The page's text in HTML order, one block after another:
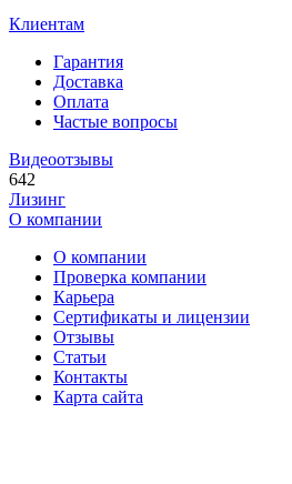
Клиентам
Гарантия
Доставка
Оплата
Частые вопросы
Видеоотзывы
642
Лизинг
О компании
О компании
Проверка компании
Карьера
Сертификаты и лицензии
Отзывы
Статьи
Контакты
Карта сайта